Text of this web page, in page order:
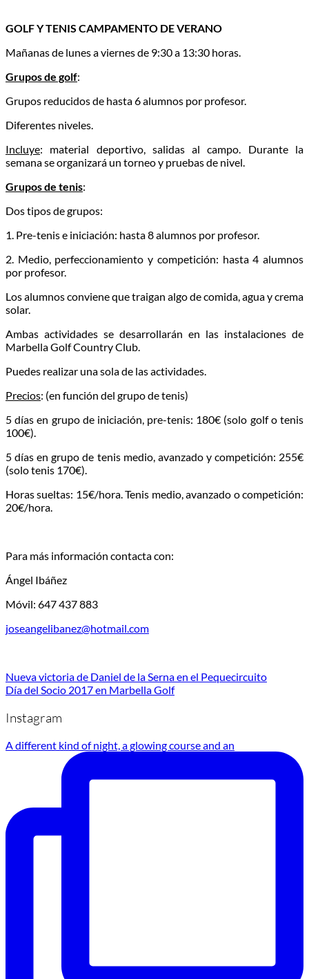
GOLF Y TENIS CAMPAMENTO DE VERANO
Mañanas de lunes a viernes de 9:30 a 13:30 horas.
Grupos de golf:
Grupos reducidos de hasta 6 alumnos por profesor.
Diferentes niveles.
Incluye: material deportivo, salidas al campo. Durante la
semana se organizará un torneo y pruebas de nivel.
Grupos de tenis:
Dos tipos de grupos:
1. Pre-tenis e iniciación: hasta 8 alumnos por profesor.
2. Medio, perfeccionamiento y competición: hasta 4 alumnos
por profesor.
Los alumnos conviene que traigan algo de comida, agua y crema
solar.
Ambas actividades se desarrollarán en las instalaciones de
Marbella Golf Country Club.
Puedes realizar una sola de las actividades.
Precios: (en función del grupo de tenis)
5 días en grupo de iniciación, pre-tenis: 180€ (solo golf o tenis
100€).
5 días en grupo de tenis medio, avanzado y competición: 255€
(solo tenis 170€).
Horas sueltas: 15€/hora. Tenis medio, avanzado o competición:
20€/hora.
Para más información contacta con:
Ángel Ibáñez
Móvil: 647 437 883
joseangelibanez@hotmail.com
Nueva victoria de Daniel de la Serna en el Pequecircuito
Día del Socio 2017 en Marbella Golf
Instagram
A different kind of night, a glowing course and an